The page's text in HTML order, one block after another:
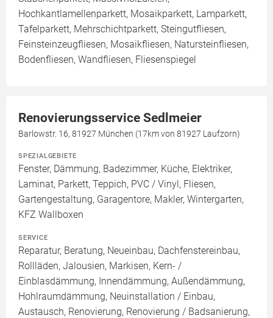
Hochkantlamellenparkett, Mosaikparkett, Lamparkett,
Tafelparkett, Mehrschichtparkett, Steingutfliesen,
Feinsteinzeugfliesen, Mosaikfliesen, Natursteinfliesen,
Bodenfliesen, Wandfliesen, Fliesenspiegel
Renovierungsservice Sedlmeier
Barlowstr. 16, 81927 München (17km von 81927 Laufzorn)
SPEZIALGEBIETE
Fenster, Dämmung, Badezimmer, Küche, Elektriker,
Laminat, Parkett, Teppich, PVC / Vinyl, Fliesen,
Gartengestaltung, Garagentore, Makler, Wintergarten,
KFZ Wallboxen
SERVICE
Reparatur, Beratung, Neueinbau, Dachfenstereinbau,
Rollläden, Jalousien, Markisen, Kern- /
Einblasdämmung, Innendämmung, Außendämmung,
Hohlraumdämmung, Neuinstallation / Einbau,
Austausch, Renovierung, Renovierung / Badsanierung,